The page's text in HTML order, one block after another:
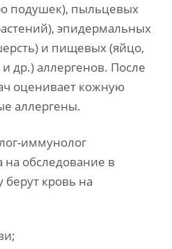
подушек), пыльцевых
эпидермальных
и пищевых (яйцо,
др.) аллергенов. После
оценивает кожную
аллергены.
иммунолог
на обследование в
кровь на